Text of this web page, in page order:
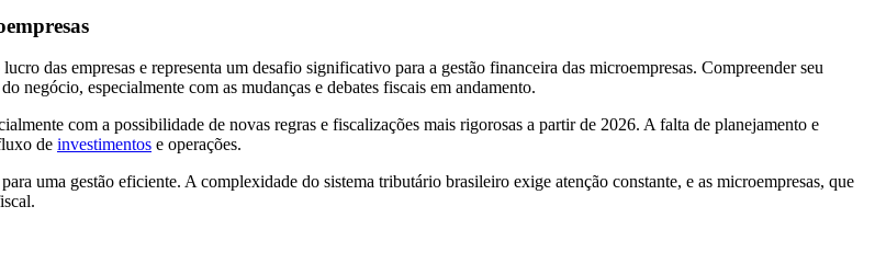
das empresas e representa um desafio significativo para a gestão financeira das microempresas. Compreender seu
especialmente com as mudanças e debates fiscais em andamento.
com a possibilidade de novas regras e fiscalizações mais rigorosas a partir de 2026. A falta de planejamento e
de investimentos e operações.
uma gestão eficiente. A complexidade do sistema tributário brasileiro exige atenção constante, e as microempresas, que